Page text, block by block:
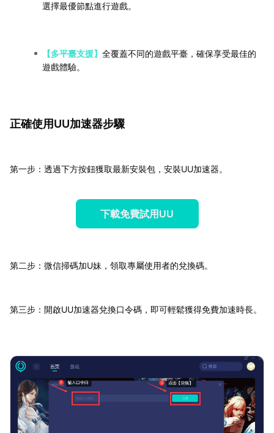
選擇最優節點進行遊戲。
【多平臺支援】 全覆蓋不同的遊戲平臺，確保享受最佳的
遊戲體驗。
正確使用UU加速器步驟
第一步：透過下方按鈕獲取最新安裝包，安裝UU加速器。
下載免費試用UU
第二步：微信掃碼加U妹，領取專屬使用者的兌換碼。
第三步：開啟UU加速器兌換口令碼，即可輕鬆獲得免費加速時長。